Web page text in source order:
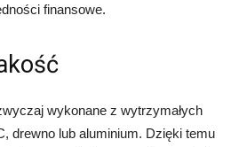
finansowe.
wykonane z wytrzymałych
drewno lub aluminium. Dzięki temu